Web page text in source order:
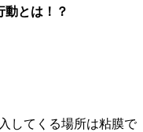
動とは！？
してくる場所は粘膜で